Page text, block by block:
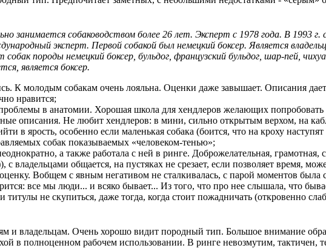
занимается собаководством более 26 лет. Эксперт с 1978 года. В 1993 г.
эксперт. Первой собакой был немецкий боксер. Является
породы немецкий боксер, бульдог, французский бульдог, шар-пей,
является боксер.
К молодым собакам очень лояльна. Оценки даже завышает. Описания дает
нравится;
в анатомии. Хорошая школа для хендлеров желающих
описания. Не любит хендлеров: в мини, сильно открытым верхом, на
в ярость, особенно если маленькая собака (боится, что на кроху наступят
собак показываемых «человеком-тенью»;
а также работала с ней в ринге. Доброжелательная, грамотная,
с владельцами общается, на пустяках не срезает, если позволяет время,
Вобщем с явным негативом не сталкивалась, с парой моментов была
все мы люди... и всяко бывает... Из того, что про нее слышала, что
не скупиться, даже тогда, когда стоит пожадничать (откровенно
и владельцам. Очень хорошо видит породный тип. Большое внимание
в полноценном рабочем использовании. В ринге невозмутим, тактичен,